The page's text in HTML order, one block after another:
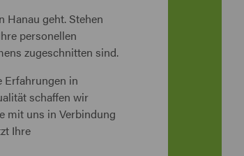
Hanau geht. Stehen
personellen
zugeschnitten sind.
Erfahrungen in
schaffen wir
mit uns in Verbindung
Ihre